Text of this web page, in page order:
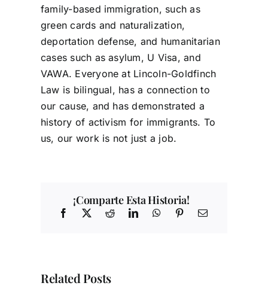
family-based immigration, such as
green cards and naturalization,
deportation defense, and humanitarian
cases such as asylum, U Visa, and
VAWA. Everyone at Lincoln-Goldfinch
Law is bilingual, has a connection to
our cause, and has demonstrated a
history of activism for immigrants. To
us, our work is not just a job.
¡Comparte Esta Historia!
Related Posts